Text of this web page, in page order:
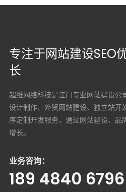
专注于网站建设SEO
长
超维网络科技是江门专业网站建设公
设计制作、外贸网站建设、独立站开
序定制开发服务，通过网站建设、品
增长。
业务咨询：
189 4840 6796